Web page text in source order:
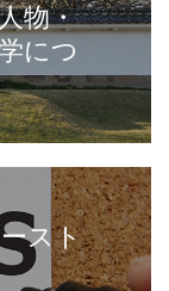
物・
につ
スト